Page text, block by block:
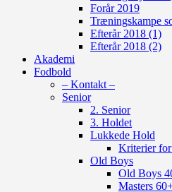
Forår 2019
Træningskampe
Efterår 2018 (1)
Efterår 2018 (2)
Akademi
Fodbold
– Kontakt –
Senior
2. Senior
3. Holdet
Lukkede Hold
Kriterier for
Old Boys
Old Boys
Masters